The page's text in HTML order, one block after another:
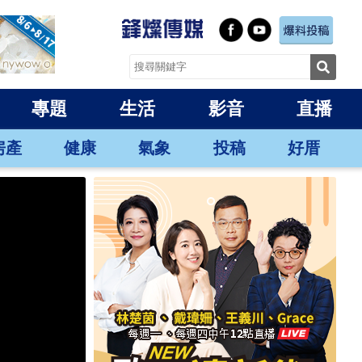
專題 生活 影音 直播
產 健康 氣象 投稿 好厝